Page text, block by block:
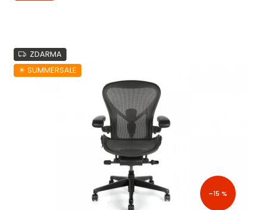
ZDARMA
☀︎ SUMMERSALE
–15 %